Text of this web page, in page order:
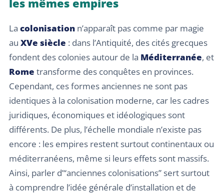
La colonisation n’apparaît pas comme par magie
au XVe siècle : dans l’Antiquité, des cités grecques
fondent des colonies autour de la Méditerranée, et
Rome transforme des conquêtes en provinces.
Cependant, ces formes anciennes ne sont pas
identiques à la colonisation moderne, car les cadres
juridiques, économiques et idéologiques sont
différents. De plus, l’échelle mondiale n’existe pas
encore : les empires restent surtout continentaux ou
méditerranéens, même si leurs effets sont massifs.
Ainsi, parler d’“anciennes colonisations” sert surtout
à comprendre l’idée générale d’installation et de